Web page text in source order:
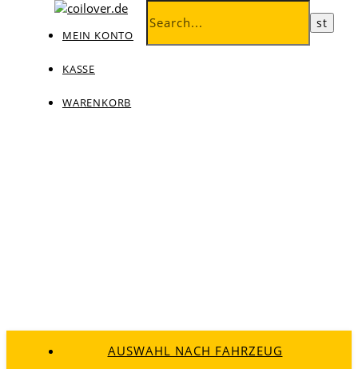
MEIN KONTO
KASSE
WARENKORB
AUSWAHL NACH FAHRZEUG